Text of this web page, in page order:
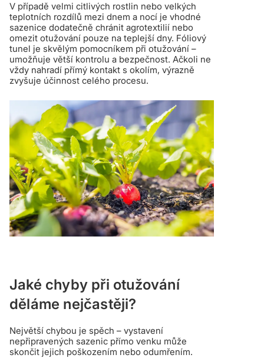
V případě velmi citlivých rostlin nebo velkých
teplotních rozdílů mezi dnem a nocí je vhodné
sazenice dodatečně chránit agrotextilií nebo
omezit otužování pouze na teplejší dny. Fóliový
tunel je skvělým pomocníkem při otužování –
umožňuje větší kontrolu a bezpečnost. Ačkoli ne
vždy nahradí přímý kontakt s okolím, výrazně
zvyšuje účinnost celého procesu.
Jaké chyby při otužování
děláme nejčastěji?
Největší chybou je spěch – vystavení
nepřipravených sazenic přímo venku může
skončit jejich poškozením nebo odumřením.